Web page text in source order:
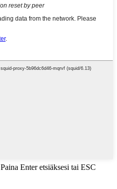
Paina Enter etsiäksesi tai ESC